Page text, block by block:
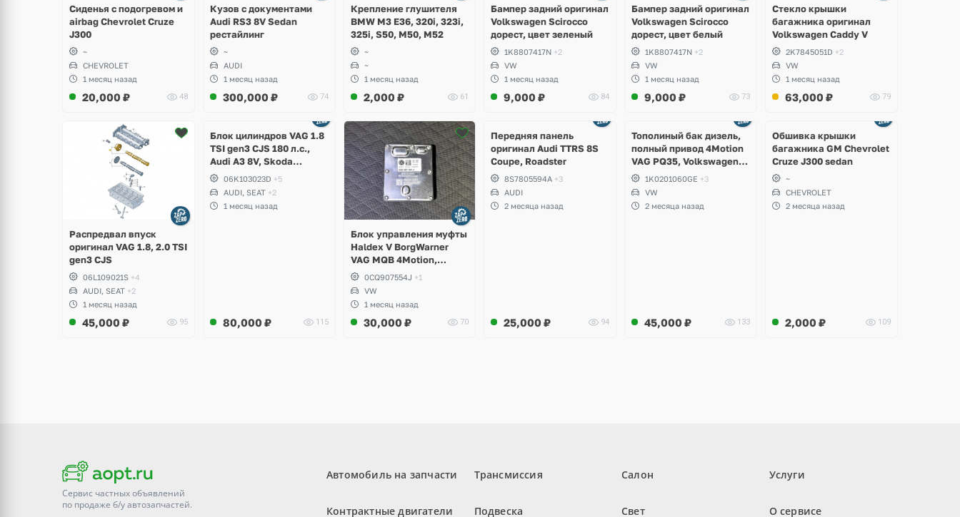
Сиденья с подогревом и
airbag Chevrolet Cruze
J300
~
CHEVROLET
1 месяц назад
20,000 ₽ 48
Кузов с документами
Audi RS3 8V Sedan
рестайлинг
~
AUDI
1 месяц назад
300,000 ₽ 74
Крепление глушителя
BMW M3 E36, 320i, 323i,
325i, S50, M50, M52
~
~
1 месяц назад
2,000 ₽ 61
Бампер задний оригинал
Volkswagen Scirocco
дорест, цвет зеленый
1K8807417N +2
VW
1 месяц назад
9,000 ₽ 84
Бампер задний оригинал
Volkswagen Scirocco
дорест, цвет белый
1K8807417N +2
VW
1 месяц назад
9,000 ₽ 73
Стекло крышки
багажника оригинал
Volkswagen Caddy V
2K7845051D +2
VW
1 месяц назад
63,000 ₽ 79
Распредвал впуск
оригинал VAG 1.8, 2.0 TSI
gen3 CJS
06L109021S +4
AUDI, SEAT +2
1 месяц назад
45,000 ₽ 95
2 фото
Блок цилиндров VAG 1.8
TSI gen3 CJS 180 л.с.,
Audi A3 8V, Skoda
Octavia A7, Superb,
Volkswagen Passat B8,
Golf VII Alltrack, Seat
Leon
06K103023D +5
AUDI, SEAT +2
1 месяц назад
80,000 ₽ 115
Блок управления муфты
Haldex V BorgWarner
VAG MQB 4Motion,
Volkswagen Tiguan
0CQ907554J +1
VW
1 месяц назад
30,000 ₽ 70
2 фото
Передняя панель
оригинал Audi TTRS 8S
Coupe, Roadster
8S7805594A +3
AUDI
2 месяца назад
25,000 ₽ 94
Тополиный бак дизель,
полный привод 4Motion
VAG PQ35, Volkswagen
Scirocco, Golf V, VI,
Skoda Yeti, Octavia A5,
Superb, Audi A3, Seat
Altea
1K0201060GE +3
VW
2 месяца назад
45,000 ₽ 133
Обшивка крышки
багажника GM Chevrolet
Cruze J300 sedan
~
CHEVROLET
2 месяца назад
2,000 ₽ 109
Сервис частных объявлений
по продаже б/уавтозапчастей.
Автомобиль на запчасти
Контрактные двигатели
Трансмиссия
Подвеска
Салон
Свет
Услуги
О сервисе